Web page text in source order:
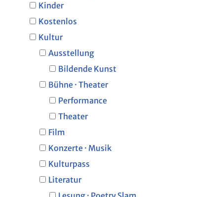
Kinder
Kostenlos
Kultur
Ausstellung
Bildende Kunst
Bühne · Theater
Performance
Theater
Film
Konzerte · Musik
Kulturpass
Literatur